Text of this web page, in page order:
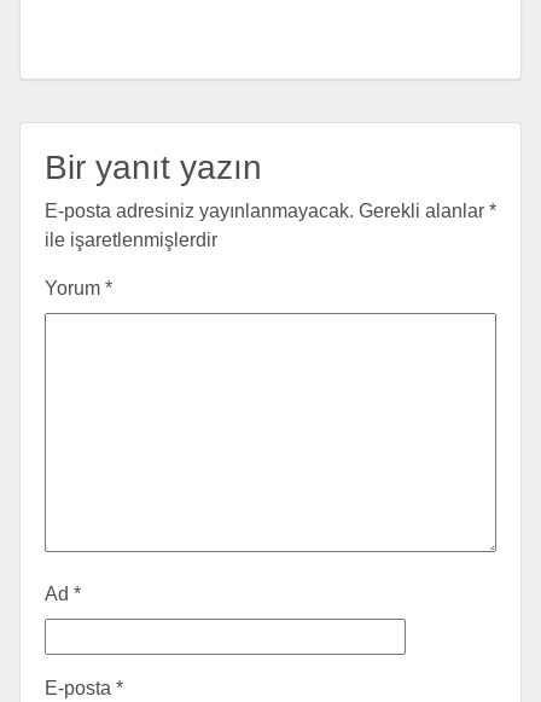
Bir yanıt yazın
E-posta adresiniz yayınlanmayacak. Gerekli alanlar *
ile işaretlenmişlerdir
Yorum *
Ad *
E-posta *